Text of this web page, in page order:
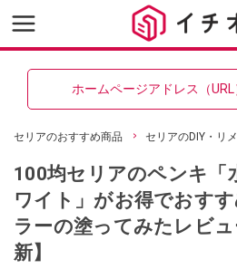
ホームページアドレス（
セリアのおすすめ商品 セリアのDIY・リ
100均セリアのペンキ「
ワイト」がお得でおす
ラーの塗ってみたレビ
新】